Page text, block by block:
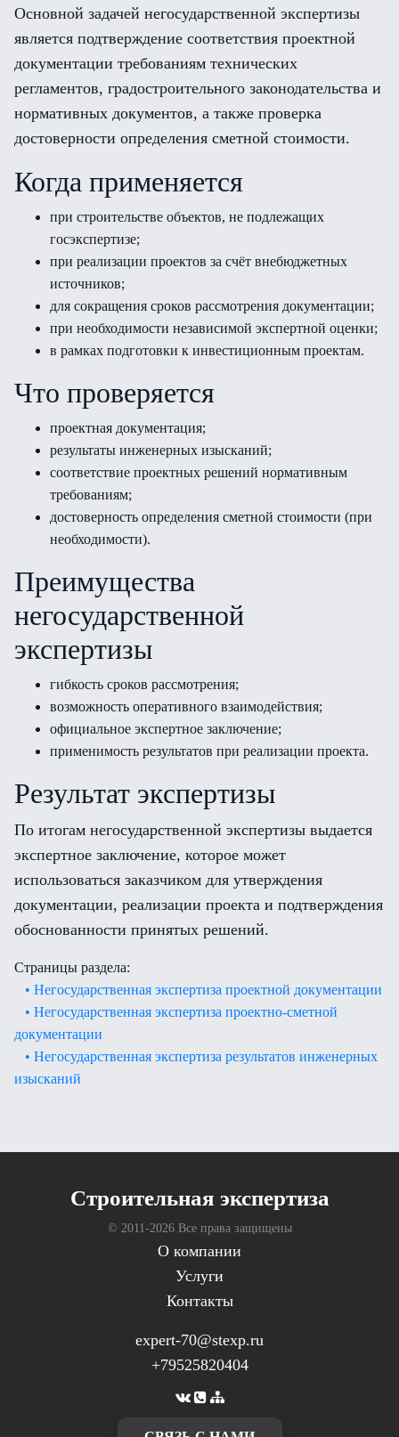
Основной задачей негосударственной экспертизы
является подтверждение соответствия проектной
документации требованиям технических
регламентов, градостроительного законодательства и
нормативных документов, а также проверка
достоверности определения сметной стоимости.
Когда применяется
при строительстве объектов, не подлежащих
госэкспертизе;
при реализации проектов за счёт внебюджетных
источников;
для сокращения сроков рассмотрения документации;
при необходимости независимой экспертной оценки;
в рамках подготовки к инвестиционным проектам.
Что проверяется
проектная документация;
результаты инженерных изысканий;
соответствие проектных решений нормативным
требованиям;
достоверность определения сметной стоимости (при
необходимости).
Преимущества
негосударственной
экспертизы
гибкость сроков рассмотрения;
возможность оперативного взаимодействия;
официальное экспертное заключение;
применимость результатов при реализации проекта.
Результат экспертизы
По итогам негосударственной экспертизы выдается
экспертное заключение, которое может
использоваться заказчиком для утверждения
документации, реализации проекта и подтверждения
обоснованности принятых решений.
Страницы раздела:
• Негосударственная экспертиза проектной документации
• Негосударственная экспертиза проектно-сметной
документации
• Негосударственная экспертиза результатов инженерных
изысканий
Cтроительная экспертиза
© 2011-2026 Все права защищены
О компании
Услуги
Контакты
expert-70@stexp.ru
+79525820404